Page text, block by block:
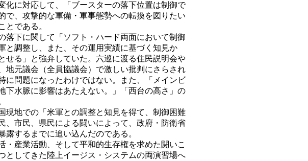
に対応して、「ブースターの落下位置は制御で
で、攻撃的な軍備・軍事態勢への転換を図りたい
とである。
下に関して「ソフト・ハード両面において制御
と調整し、また、その運用実績に基づく知見か
せる」と強弁していた。六巡に渡る住民説明会や
地元議会（全員協議会）で激しい批判にさらされ
に問題になったわけではない。また、「メインビ
下水脈に影響はあたえない。」「西台の高さ」の
地での「米軍との調整と知見を得て、制御困難
、市民、県民による闘いによって、政府・防衛省
するまでに追い込んだのである。
産業活動、そして平和的生存権を求めた闘いこ
としてきた陸上イージス・システムの両演習場へ